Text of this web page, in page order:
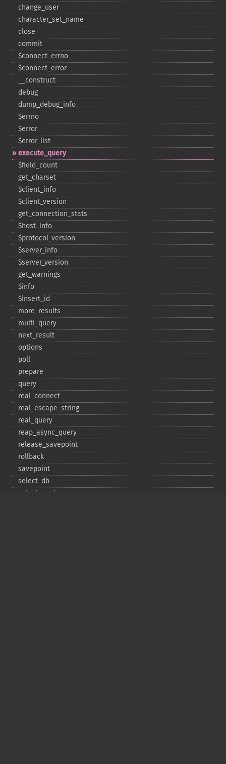
change_​user
character_​set_​name
close
commit
$connect_​errno
$connect_​error
_​_​construct
debug
dump_​debug_​info
$errno
$error
$error_​list
execute_​query
$field_​count
get_​charset
$client_​info
$client_​version
get_​connection_​stats
$host_​info
$protocol_​version
$server_​info
$server_​version
get_​warnings
$info
$insert_​id
more_​results
multi_​query
next_​result
options
poll
prepare
query
real_​connect
real_​escape_​string
real_​query
reap_​async_​query
release_​savepoint
rollback
savepoint
select_​db
set_​charset